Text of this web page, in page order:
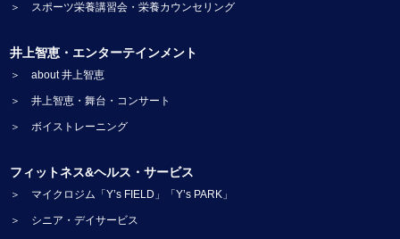
＞ スポーツ栄養講習会・栄養カウンセリング
井上智恵・エンターテインメント
＞ about 井上智恵
＞ 井上智恵・舞台・コンサート
＞ ボイストレーニング
フィットネス&ヘルス・サービス
＞ マイクロジム「Y’s FIELD」「Y’s PARK」
＞ シニア・デイサービス